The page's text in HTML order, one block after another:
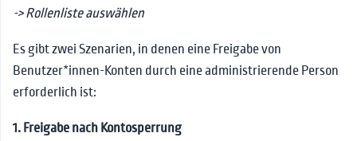
-> Rollenliste auswählen
Es gibt zwei Szenarien, in denen eine Freigabe von
Benutzer*innen-Konten durch eine administrierende Person
erforderlich ist:
1. Freigabe nach Kontosperrung